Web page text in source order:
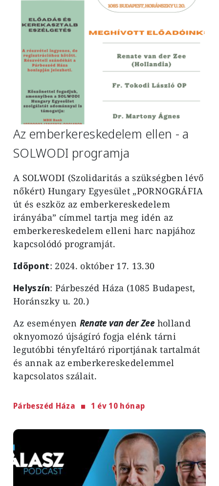
Az emberkereskedelem ellen - a
SOLWODI programja
A SOLWODI (Szolidaritás a szükségben lévő
nőkért) Hungary Egyesület „PORNOGRÁFIA
út és eszköz az emberkereskedelem
irányába” címmel tartja meg idén az
emberkereskedelem elleni harc napjához
kapcsolódó programját.
Időpont: 2024. október 17. 13.30
Helyszín: Párbeszéd Háza (1085 Budapest,
Horánszky u. 20.)
Az eseményen Renate van der Zeeholland
oknyomozó újságíró fogja elénk tárni
legutóbbi tényfeltáró riportjának tartalmát
és annak az emberkereskedelemmel
kapcsolatos szálait.
Párbeszéd Háza 1 év 10 hónap
Image